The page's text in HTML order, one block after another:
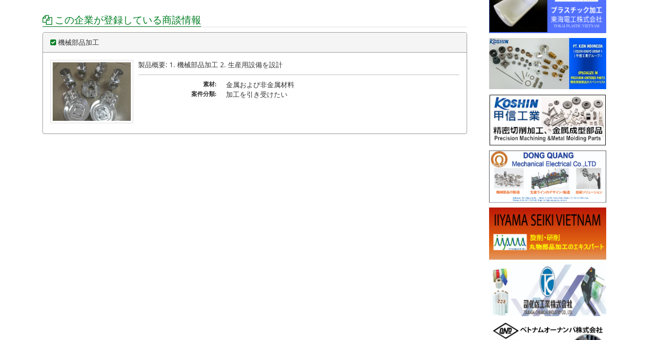
この企業が登録している商談情報
機械部品加工
製品概要: 1. 機械部品加工 2. 生産用設備を設計
素材: 金属および非金属材料
案件分類: 加工を引き受けたい